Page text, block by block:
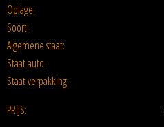
Oplage:
Soort:
Algemene staat:
Staat auto:
Staat verpakking:
PRIJS: